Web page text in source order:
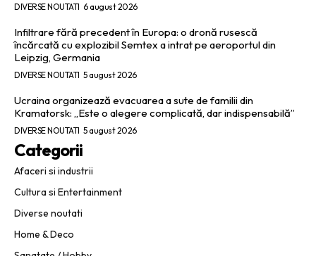
DIVERSE NOUTATI 6 august 2026
Infiltrare fără precedent în Europa: o dronă rusescă
încărcată cu explozibil Semtex a intrat pe aeroportul din
Leipzig, Germania
DIVERSE NOUTATI 5 august 2026
Ucraina organizează evacuarea a sute de familii din
Kramatorsk: „Este o alegere complicată, dar indispensabilă”
DIVERSE NOUTATI 5 august 2026
Categorii
Afaceri si industrii
Cultura si Entertainment
Diverse noutati
Home & Deco